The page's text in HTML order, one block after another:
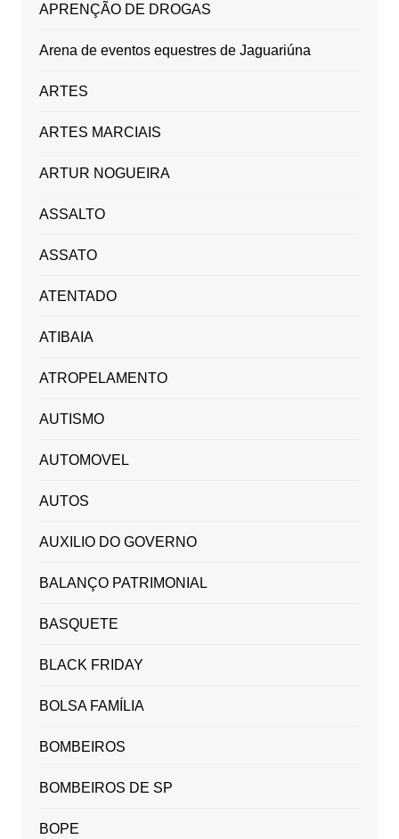
APRENÇÃO DE DROGAS
Arena de eventos equestres de Jaguariúna
ARTES
ARTES MARCIAIS
ARTUR NOGUEIRA
ASSALTO
ASSATO
ATENTADO
ATIBAIA
ATROPELAMENTO
AUTISMO
AUTOMOVEL
AUTOS
AUXILIO DO GOVERNO
BALANÇO PATRIMONIAL
BASQUETE
BLACK FRIDAY
BOLSA FAMÍLIA
BOMBEIROS
BOMBEIROS DE SP
BOPE